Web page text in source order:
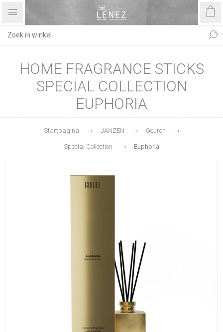
HOME FRAGRANCE STICKS
SPECIAL COLLECTION
EUPHORIA
Startpagina JANZEN Geuren
Special Collection Euphoria